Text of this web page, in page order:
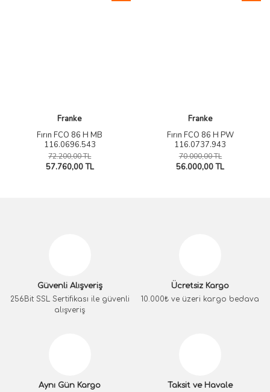
Franke
Fırın FCO 86 H MB
116.0696.543
72.200,00 TL
57.760,00 TL
Franke
Fırın FCO 86 H PW
116.0737.943
70.000,00 TL
56.000,00 TL
Güvenli Alışveriş
256Bit SSL Sertifikası ile güvenli
alışveriş
Ücretsiz Kargo
10.000₺ ve üzeri kargo bedava
Aynı Gün Kargo
Taksit ve Havale